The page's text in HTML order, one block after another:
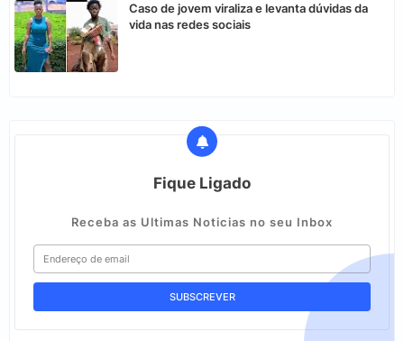
Caso de jovem viraliza e levanta dúvidas da
vida nas redes sociais
Fique Ligado
Receba as Ultimas Noticias no seu Inbox